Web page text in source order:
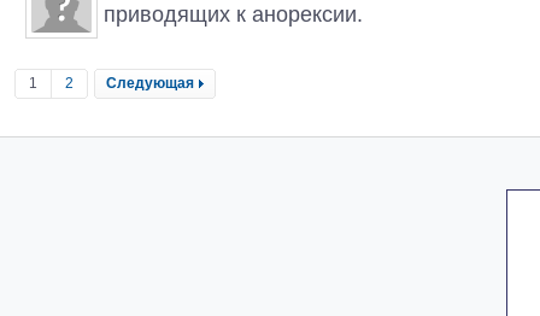
приводящих к анорексии.
1 2 Следующая